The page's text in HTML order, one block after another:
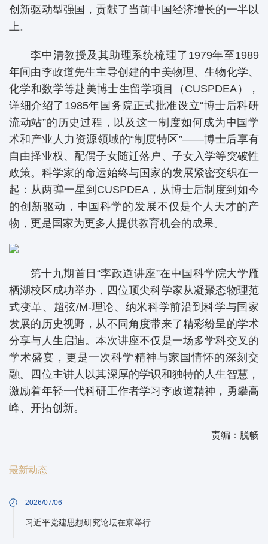
创新驱动型强国，贡献了当前中国经济增长的一半以
上。
李中清教授及其助理系统梳理了1979年至1989
年间由李政道先生主导创建的中美物理、生物化学、
化学和数学等赴美博士生留学项目（CUSPDEA），
详细介绍了1985年国务院正式批准设立“博士后科研
流动站”的历史过程，以及这一制度如何成为中国学
术和产业人力资源领域的“制度特区”——博士后享有
自由择业权、配偶子女随迁落户、子女入学等突破性
政策。科学家的命运始终与国家的发展紧密交织在一
起：从两弹一星到CUSPDEA，从博士后制度到如今
的创新驱动，中国科学的发展不仅是个人天才的产
物，更是国家为更多人提供教育机会的成果。
第十九期首日“李政道讲座”在中国科学院大学雁
栖湖校区成功举办，四位顶尖科学家从凝聚态物理范
式变革、超弦/M-理论、纳米科学前沿到科学与国家
发展的历史视野，从不同角度带来了精彩纷呈的学术
分享与人生启迪。本次讲座不仅是一场多学科交叉的
学术盛宴，更是一次科学精神与家国情怀的深刻交
融。四位主讲人以其深厚的学识和独特的人生智慧，
激励着年轻一代科研工作者学习李政道精神，勇攀高
峰、开拓创新。
责编：脱畅
最新动态
2026/07/06
习近平党建思想研究论坛在京举行